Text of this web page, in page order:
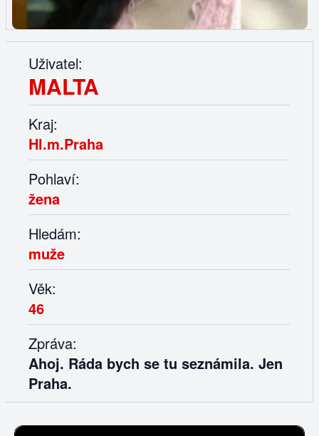
Uživatel:
MALTA
Kraj:
Hl.m.Praha
Pohlaví:
žena
Hledám:
muže
Věk:
46
Zpráva:
Ahoj. Ráda bych se tu seznámila. Jen
Praha.